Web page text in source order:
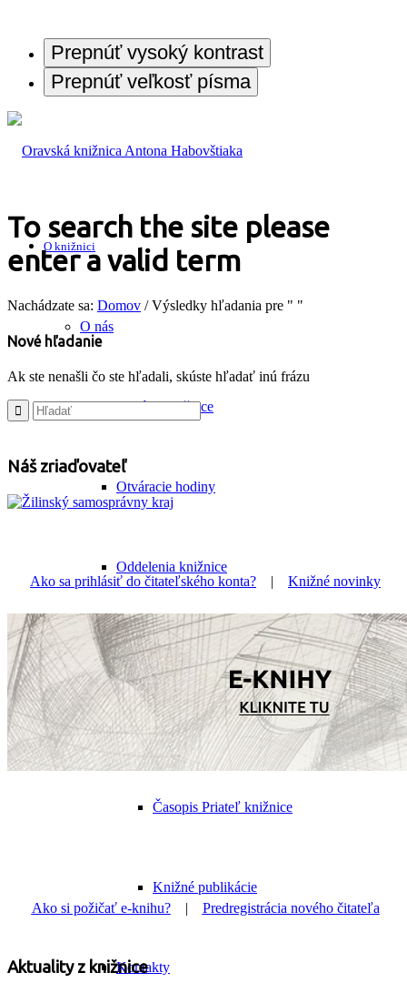
Prepnúť vysoký kontrast
Prepnúť veľkosť písma
O knižnici
O nás
História knižnice
Otváracie hodiny
Oddelenia knižnice
Fotogaléria
Edičná činnosť
Časopis Priateľ knižnice
Knižné publikácie
Kontakty
To search the site please
enter a valid term
Nachádzate sa: Domov / Výsledky hľadania pre " "
Nové hľadanie
Ak ste nenašli čo ste hľadali, skúste hľadať inú frázu
Náš zriaďovateľ
Ako sa prihlásiť do čitateľského konta? | Knižné novinky
Ako si požičať e-knihu?| Predregistrácia nového čitateľa
Aktuality z knižnice